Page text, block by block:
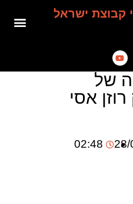
קבוצת ישראל
של
אסי
28/
02:48